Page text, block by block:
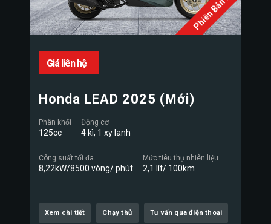
Giá liên hệ
Honda LEAD 2025 (Mới)
Phân khối
125cc
Động cơ
4 kì, 1 xy lanh
Công suất tối đa
8,22kW/8500 vòng/ phút
Mức tiêu thụ nhiên liệu
2,1 lít/ 100km
Xem chi tiết Chạy thử Tư vấn qua điện thoại